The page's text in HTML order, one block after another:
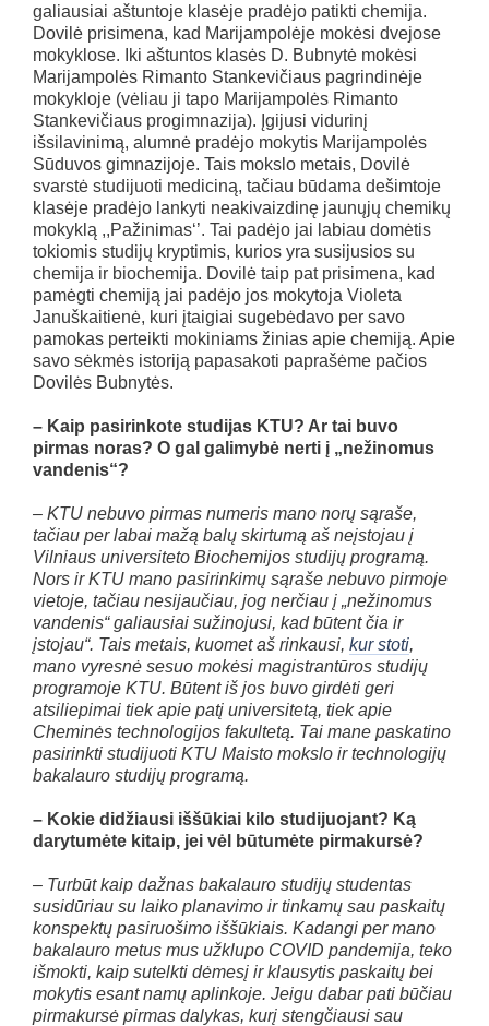
galiausiai aštuntoje klasėje pradėjo patikti chemija.
Dovilė prisimena, kad Marijampolėje mokėsi dvejose
mokyklose. Iki aštuntos klasės D. Bubnytė mokėsi
Marijampolės Rimanto Stankevičiaus pagrindinėje
mokykloje (vėliau ji tapo Marijampolės Rimanto
Stankevičiaus progimnazija). Įgijusi vidurinį
išsilavinimą, alumnė pradėjo mokytis Marijampolės
Sūduvos gimnazijoje. Tais mokslo metais, Dovilė
svarstė studijuoti mediciną, tačiau būdama dešimtoje
klasėje pradėjo lankyti neakivaizdinę jaunųjų chemikų
mokyklą ,,Pažinimas‘’. Tai padėjo jai labiau domėtis
tokiomis studijų kryptimis, kurios yra susijusios su
chemija ir biochemija. Dovilė taip pat prisimena, kad
pamėgti chemiją jai padėjo jos mokytoja Violeta
Januškaitienė, kuri įtaigiai sugebėdavo per savo
pamokas perteikti mokiniams žinias apie chemiją. Apie
savo sėkmės istoriją papasakoti paprašėme pačios
Dovilės Bubnytės.
– Kaip pasirinkote studijas KTU? Ar tai buvo
pirmas noras? O gal galimybė nerti į „nežinomus
vandenis“?
– KTU nebuvo pirmas numeris mano norų sąraše,
tačiau per labai mažą balų skirtumą aš neįstojau į
Vilniaus universiteto Biochemijos studijų programą.
Nors ir KTU mano pasirinkimų sąraše nebuvo pirmoje
vietoje, tačiau nesijaučiau, jog nerčiau į „nežinomus
vandenis“ galiausiai sužinojusi, kad būtent čia ir
įstojau“. Tais metais, kuomet aš rinkausi, kur stoti,
mano vyresnė sesuo mokėsi magistrantūros studijų
programoje KTU. Būtent iš jos buvo girdėti geri
atsiliepimai tiek apie patį universitetą, tiek apie
Cheminės technologijos fakultetą. Tai mane paskatino
pasirinkti studijuoti KTU Maisto mokslo ir technologijų
bakalauro studijų programą.
– Kokie didžiausi iššūkiai kilo studijuojant? Ką
darytumėte kitaip, jei vėl būtumėte pirmakursė?
– Turbūt kaip dažnas bakalauro studijų studentas
susidūriau su laiko planavimo ir tinkamų sau paskaitų
konspektų pasiruošimo iššūkiais. Kadangi per mano
bakalauro metus mus užklupo COVID pandemija, teko
išmokti, kaip sutelkti dėmesį ir klausytis paskaitų bei
mokytis esant namų aplinkoje. Jeigu dabar pati būčiau
pirmakursė pirmas dalykas, kurį stengčiausi sau